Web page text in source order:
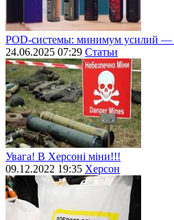
POD-системы: минимум усилий —
24.06.2025 07:29 Статьи
Увага! В Херсоні міни!!!
09.12.2022 19:35 Херсон